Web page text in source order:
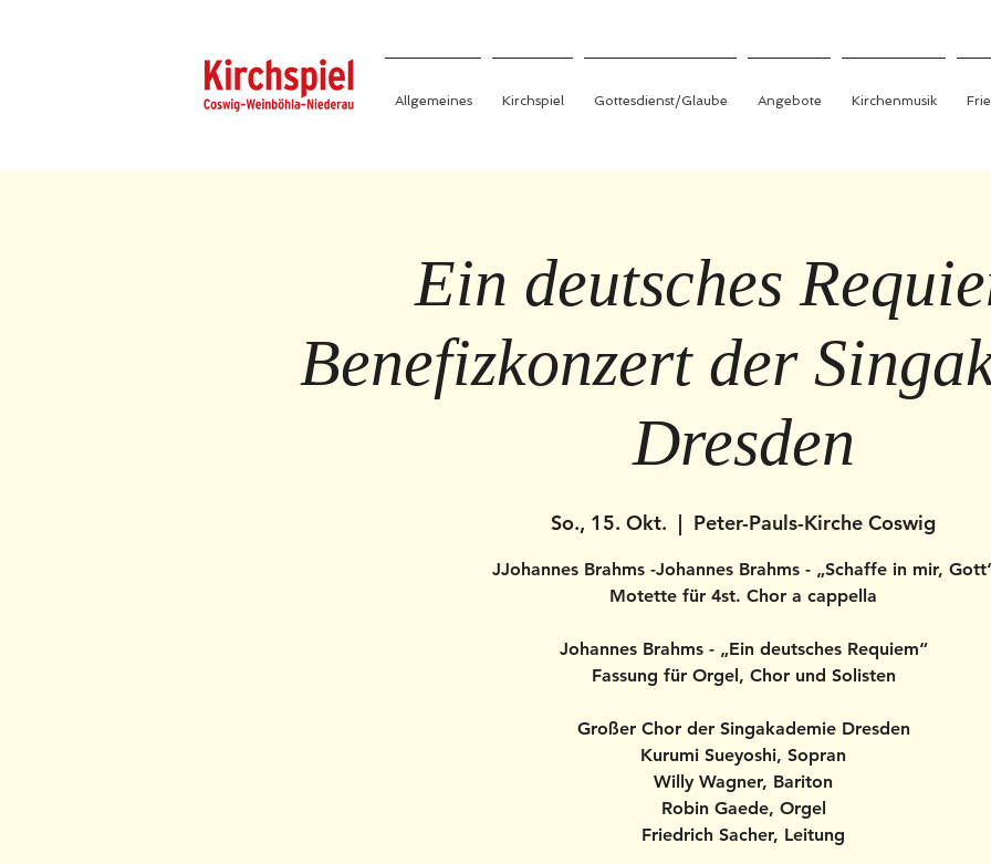
Allgemeines Kirchspiel Gottesdienst/Glaube Angebote Kirchenmusik
Ein deutsches
Benefizkonzert der
Dresden
So., 15. Okt.
  |
Peter-Pauls-Kirche Coswig
JJohannes Brahms -Johannes Brahms - „Schaffe in mir,
Motette für 4st. Chor a cappella
Johannes Brahms - „Ein deutsches Requiem“
Fassung für Orgel, Chor und Solisten
Großer Chor der Singakademie Dresden
Kurumi Sueyoshi, Sopran
Willy Wagner, Bariton
Robin Gaede, Orgel
Friedrich Sacher, Leitung